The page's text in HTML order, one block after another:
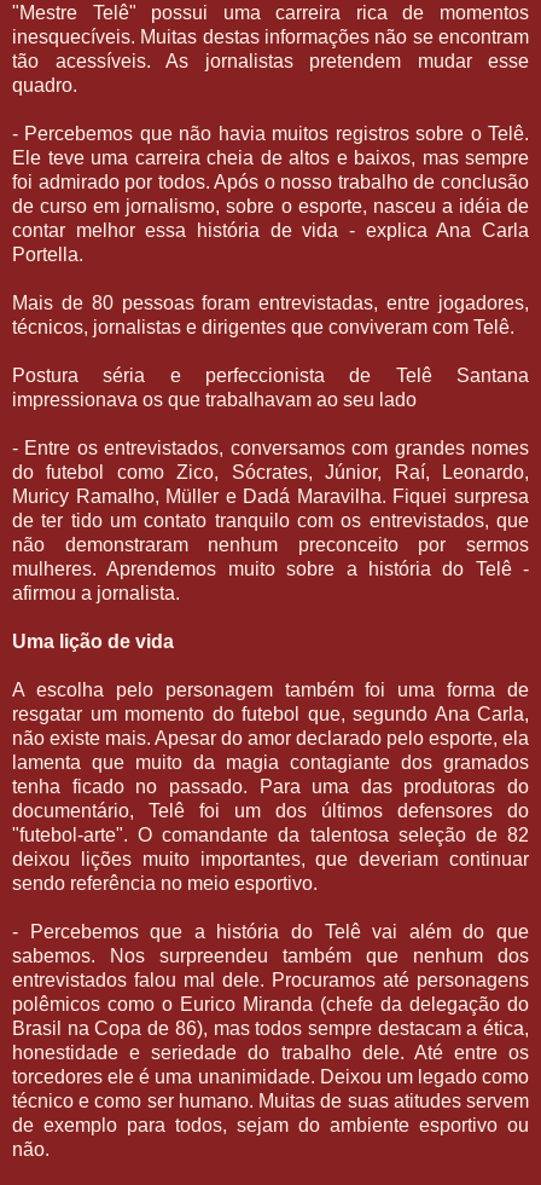
"Mestre Telê" possui uma carreira rica de momentos
inesquecíveis. Muitas destas informações não se encontram
tão acessíveis. As jornalistas pretendem mudar esse
quadro.
- Percebemos que não havia muitos registros sobre o Telê.
Ele teve uma carreira cheia de altos e baixos, mas sempre
foi admirado por todos. Após o nosso trabalho de conclusão
de curso em jornalismo, sobre o esporte, nasceu a idéia de
contar melhor essa história de vida - explica Ana Carla
Portella.
Mais de 80 pessoas foram entrevistadas, entre jogadores,
técnicos, jornalistas e dirigentes que conviveram com Telê.
Postura séria e perfeccionista de Telê Santana
impressionava os que trabalhavam ao seu lado
- Entre os entrevistados, conversamos com grandes nomes
do futebol como Zico, Sócrates, Júnior, Raí, Leonardo,
Muricy Ramalho, Müller e Dadá Maravilha. Fiquei surpresa
de ter tido um contato tranquilo com os entrevistados, que
não demonstraram nenhum preconceito por sermos
mulheres. Aprendemos muito sobre a história do Telê -
afirmou a jornalista.
Uma lição de vida
A escolha pelo personagem também foi uma forma de
resgatar um momento do futebol que, segundo Ana Carla,
não existe mais. Apesar do amor declarado pelo esporte, ela
lamenta que muito da magia contagiante dos gramados
tenha ficado no passado. Para uma das produtoras do
documentário, Telê foi um dos últimos defensores do
"futebol-arte". O comandante da talentosa seleção de 82
deixou lições muito importantes, que deveriam continuar
sendo referência no meio esportivo.
- Percebemos que a história do Telê vai além do que
sabemos. Nos surpreendeu também que nenhum dos
entrevistados falou mal dele. Procuramos até personagens
polêmicos como o Eurico Miranda (chefe da delegação do
Brasil na Copa de 86), mas todos sempre destacam a ética,
honestidade e seriedade do trabalho dele. Até entre os
torcedores ele é uma unanimidade. Deixou um legado como
técnico e como ser humano. Muitas de suas atitudes servem
de exemplo para todos, sejam do ambiente esportivo ou
não.